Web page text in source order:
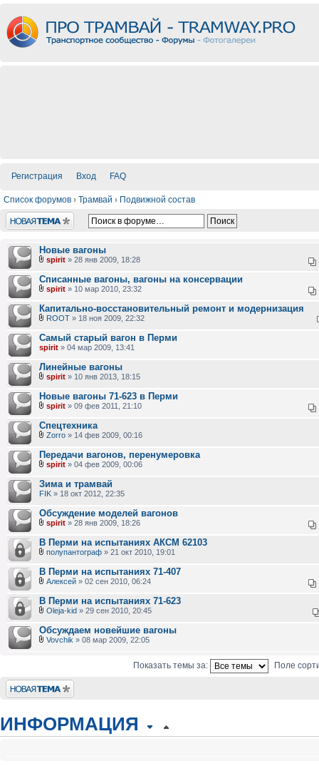
Регистрация Вход FAQ
Список форумов › Трамвай › Подвижной состав
Новая тема
Новые вагоны
spirit » 28 янв 2009, 18:28
Списанные вагоны, вагоны на консервации
spirit » 10 мар 2010, 23:32
Капитально-восстановительный ремонт и модернизация
ROOT » 18 ноя 2009, 22:32
Самый старый вагон в Перми
spirit » 04 мар 2009, 13:41
Линейные вагоны
spirit » 10 янв 2013, 18:15
Новые вагоны 71-623 в Перми
spirit » 09 фев 2011, 21:10
Спецтехника
Zorro » 14 фев 2009, 00:16
Передачи вагонов, перенумеровка
spirit » 04 фев 2009, 00:06
Зима и трамвай
FIK » 18 окт 2012, 22:35
Обсуждение моделей вагонов
spirit » 28 янв 2009, 18:26
В Перми на испытаниях АКСМ 62103
полупантограф » 21 окт 2010, 19:01
В Перми на испытаниях 71-407
Алексей » 02 сен 2010, 06:24
В Перми на испытаниях 71-623
Oleja-kid » 29 сен 2010, 20:45
Обсуждаем новейшие вагоны
Vovchik » 08 мар 2009, 22:05
Показать темы за:
Поле
Новая тема
ИНФОРМАЦИЯ